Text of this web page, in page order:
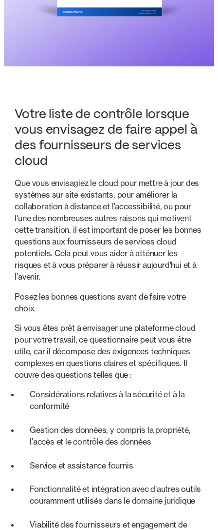
Votre liste de contrôle lorsque
vous envisagez de faire appel à
des fournisseurs de services
cloud
Que vous envisagiez le cloud pour mettre à jour des
systèmes sur site existants, pour améliorer la
collaboration à distance et l'accessibilité, ou pour
l'une des nombreuses autres raisons qui motivent
cette transition, il est important de poser les bonnes
questions aux fournisseurs de services cloud
potentiels. Cela peut vous aider à atténuer les
risques et à vous préparer à réussir aujourd'hui et à
l'avenir.
Posez les bonnes questions avant de faire votre
choix.
Si vous êtes prêt à envisager une plateforme cloud
pour votre travail, ce questionnaire peut vous être
utile, car il décompose des exigences techniques
complexes en questions claires et spécifiques. Il
couvre des questions telles que :
Considérations relatives à la sécurité et à la
conformité
Gestion des données, y compris la propriété,
l'accès et le contrôle des données
Service et assistance fournis
Fonctionnalité et intégration avec d'autres outils
couramment utilisés dans le domaine juridique
Viabilité des fournisseurs et engagement de